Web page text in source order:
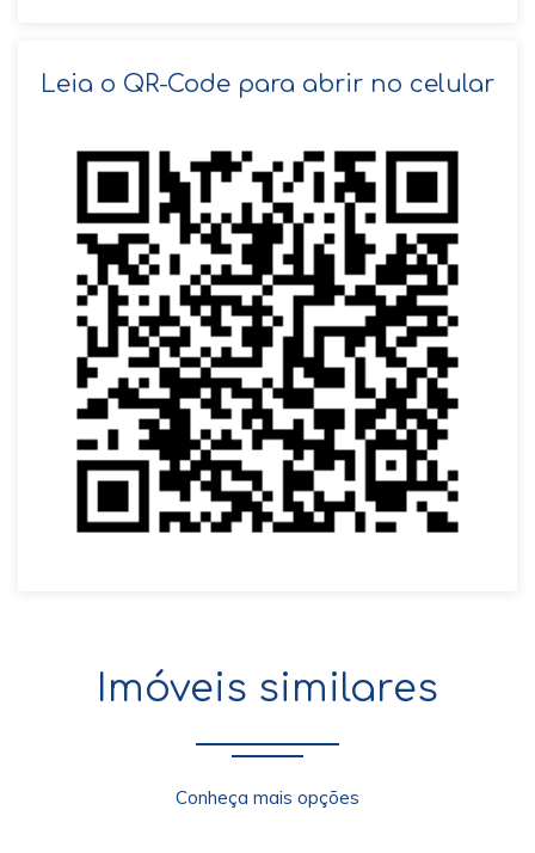
Leia o QR-Code para abrir no celular
Imóveis similares
Conheça mais opções